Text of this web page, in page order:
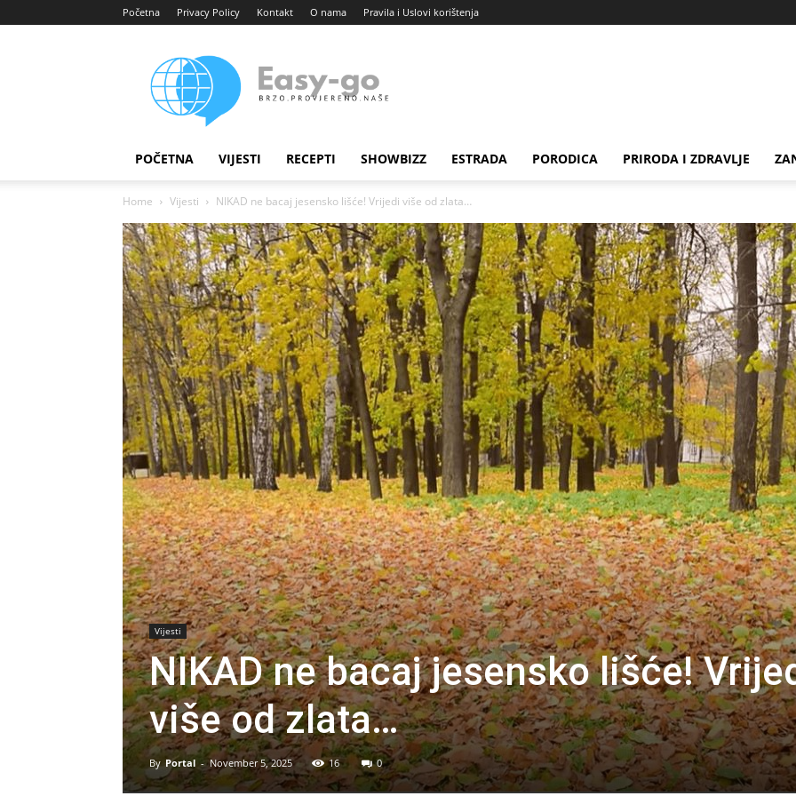
Početna Privacy Policy Kontakt O nama Pravila i Uslovi korištenja
portal
POČETNA VIJESTI RECEPTI SHOWBIZZ ESTRADA PORODICA PRIRODA I ZDRAVLJE
Home Vijesti NIKAD ne bacaj jesensko lišće! Vrijedi više od zlata…
Vijesti
NIKAD ne bacaj jesensko lišće!
više od zlata…
By Portal - November 5, 2025 16 0